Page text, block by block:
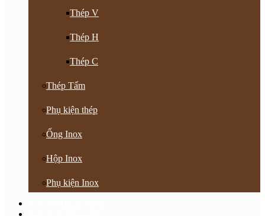
Thép V
Thép H
Thép C
Thép Tấm
Phụ kiện thép
Ống Inox
Hộp Inox
Phụ kiện Inox